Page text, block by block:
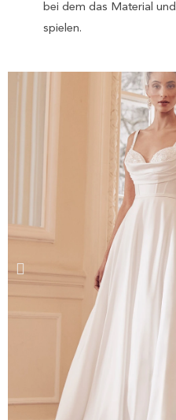
bei dem das Material
spielen.